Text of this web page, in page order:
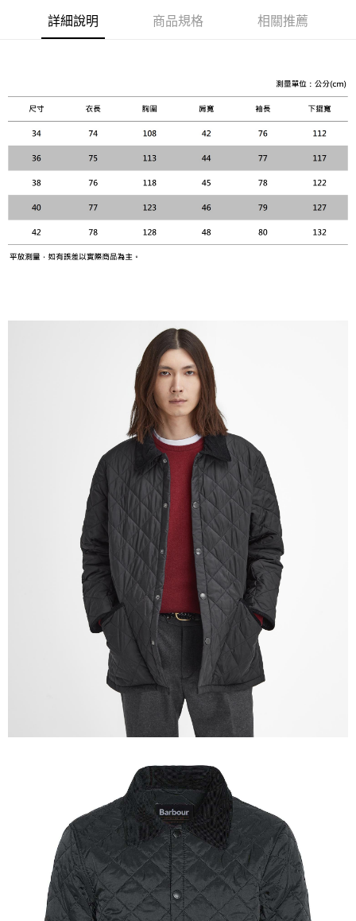
３．收到繳費通知簡訊後14天內，點擊此簡訊中的連結，可透過四大超商／
ATM／網路銀行／等多元方式進行付款，方視為交易完成。
※ 交易是否成功請以「AFTEE先享後付 」之結帳頁面顯示為準，若有關於
是否繳費成功／繳費後需取消欲退款等相關疑問，請聯繫「AFTEE先享後付
客戶支援中心」https://netprotections.freshdesk.com/support/home
【注意事項】
易，需依本服務之必要範圍內提供個人資料，並將交易相關給付款項請求債
權轉讓予恩沛科技股份有限公司。
２．關於個人資料處理事宜，請瀏覽以下網址：
３．未成年的使用者請事先徵得法定代理人或監護人之同意方可使用
「AFTEE先享後付」，若未經同意申辦者引起之損失，本公司不負相關責
恩沛科技股份有限公司將有權停止該用戶之使用額度並採取法律行動。
詳細說明 商品規格 相關推薦